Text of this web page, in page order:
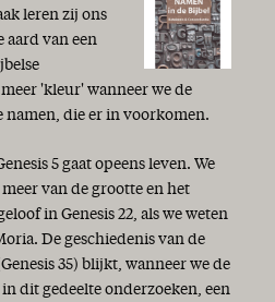
leren zij ons
aard van een
'kleur' wanneer we de
namen, die er in voorkomen.
5 gaat opeens leven. We
van de grootte en het
in Genesis 22, als we weten
De geschiedenis van de
35) blijkt, wanneer we de
dit gedeelte onderzoeken, een